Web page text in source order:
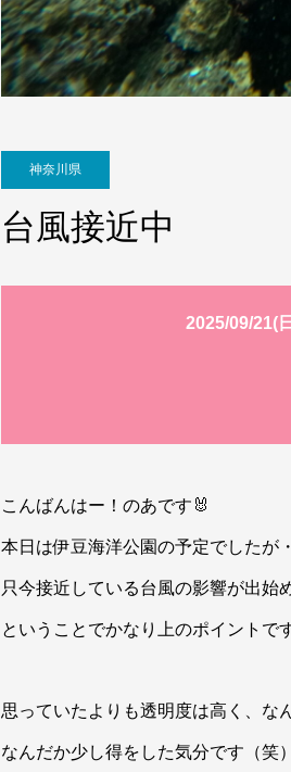
神奈川県
台風接近中
2025/09/21(
こんばんはー！のあです🐰
本日は伊豆海洋公園の予定でしたが
只今接近している台風の影響が出始
ということでかなり上のポイントで
思っていたよりも透明度は高く、な
なんだか少し得をした気分です（笑）